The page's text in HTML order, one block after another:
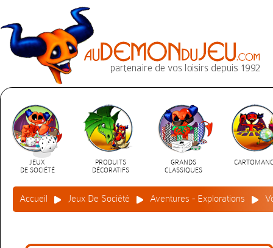
JEUX
DE SOCIÉTÉ
PRODUITS
DÉCORATIFS
GRANDS
CLASSIQUES
Accueil Jeux De Société Aventures - Explorations